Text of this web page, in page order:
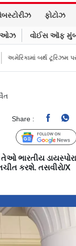
ફોટોઝ
વોઈસ ઑફ
બર્થ ટૂરિઝમ પર
Share :
Follow Us
તેઓ ભારતીય
કરશે. તસવીરો/X